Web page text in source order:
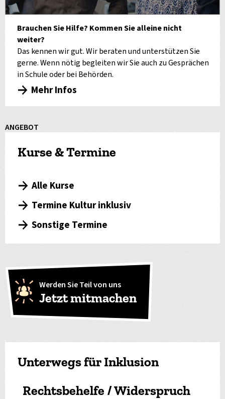
Brauchen Sie Hilfe? Kommen Sie alleine nicht
weiter?
Das kennen wir gut. Wir beraten und unterstützen Sie
gerne. Wenn nötig begleiten wir Sie auch zu Gesprächen
in Schule oder bei Behörden.
Mehr Infos
ANGEBOT
Kurse & Termine
Alle Kurse
Termine Kultur inklusiv
Sonstige Termine
Werden Sie Teil von uns
Jetzt mitmachen
Unterwegs für Inklusion
Rechtsbehelfe / Widerspruch